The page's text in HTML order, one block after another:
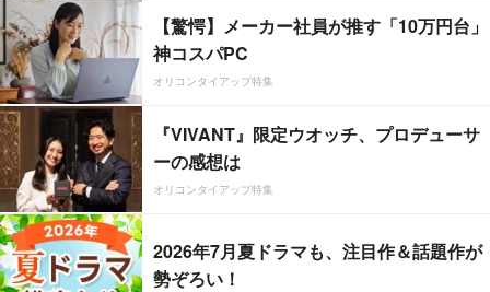
【驚愕】メーカー社員が推す「10万円台」
神コスパPC
オリコンタイアップ特集
『VIVANT』限定ウオッチ、プロデューサ
ーの感想は
オリコンタイアップ特集
2026年7月夏ドラマも、注目作＆話題作が
勢ぞろい！